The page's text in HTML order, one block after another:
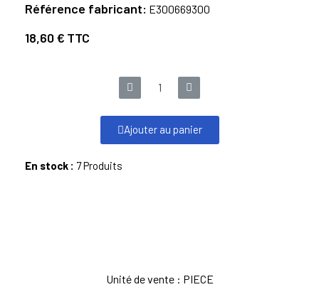
Référence fabricant E300669300
18,60 € TTC
Ajouter au panier
En stock : 7 Produits
Unité de vente : PIECE